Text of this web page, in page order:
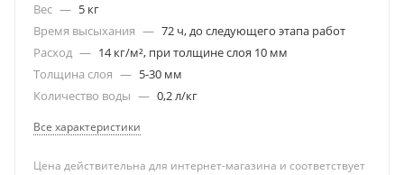
Вес — 5 кг
Время высыхания — 72 ч, до следующего этапа работ
Расход — 14 кг/м², при толщине слоя 10 мм
Толщина слоя — 5-30 мм
Количество воды — 0,2 л/кг
Все характеристики
Цена действительна для интернет-магазина и соответствует